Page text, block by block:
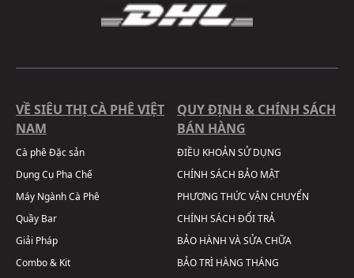
VỀ SIÊU THỊ CÀ PHÊ VIỆT
NAM
Cà phê Đặc sản
Dụng Cụ Pha Chế
Máy Ngành Cà Phê
Quầy Bar
Giải Pháp
Combo & Kit
QUY ĐỊNH & CHÍNH SÁCH
BÁN HÀNG
ĐIỀU KHOẢN SỬ DỤNG
CHÍNH SÁCH BẢO MẬT
PHƯƠNG THỨC VẬN CHUYỂN
CHÍNH SÁCH ĐỔI TRẢ
BẢO HÀNH VÀ SỬA CHỮA
BẢO TRÌ HÀNG THÁNG